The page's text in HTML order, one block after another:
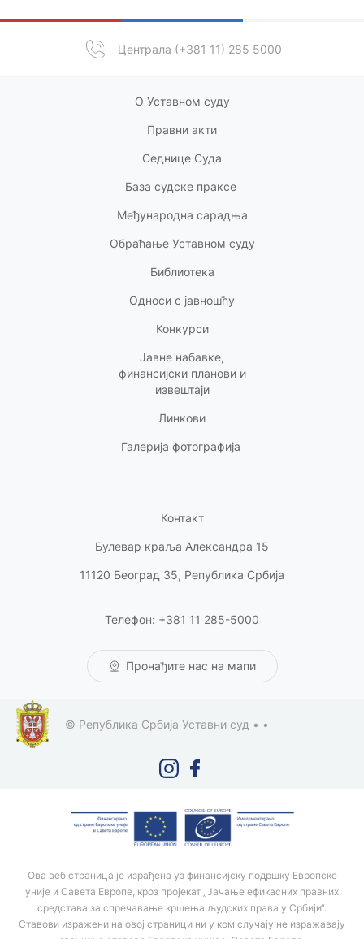
Централа (+381 11) 285 5000
О Уставном суду
Правни акти
Седнице Суда
База судске праксе
Међународна сарадња
Обраћање Уставном суду
Библиотека
Односи с јавношћу
Конкурси
Јавне набавке,
финансијски планови и
извештаји
Линкови
Галерија фотографија
Контакт
Булевар краља Александра 15
11120 Београд 35, Република Србија
Телефон: +381 11 285-5000
Пронађите нас на мапи
© Република Србија Уставни суд • •
Ова веб страница је израђена уз финансијску подршку Европске
уније и Савета Европе, кроз пројекат „Јачање ефикасних правних
средстава за спречавање кршења људских права у Србији“.
Ставови изражени на овој страници ни у ком случају не изражавају